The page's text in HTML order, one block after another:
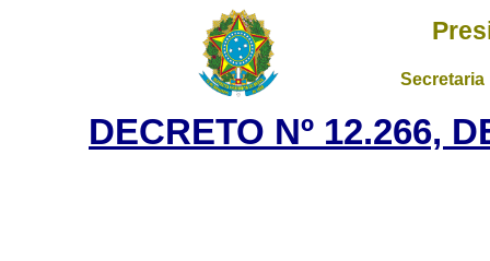
DECRETO Nº 12.266,